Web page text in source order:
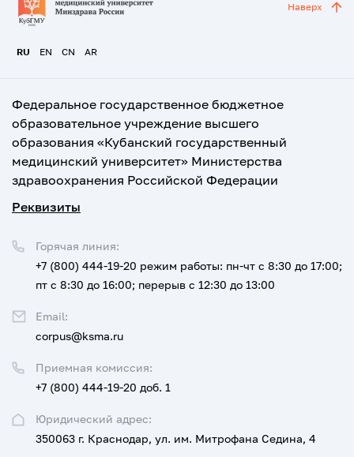
RU EN CN AR
Наверх
Федеральное государственное бюджетное
образовательное учреждение высшего
образования «Кубанский государственный
медицинский университет» Министерства
здравоохранения Российской Федерации
Реквизиты
Юридический адрес:
350063 г. Краснодар, ул. им. Митрофана Седина, 4
Приемная комиссия:
+7 (800) 444-19-20 доб. 1
Горячая линия:
+7 (800) 444-19-20 режим работы: пн-чт с 8:30 до 17:00;
пт с 8:30 до 16:00; перерыв с 12:30 до 13:00
Email:
corpus@ksma.ru